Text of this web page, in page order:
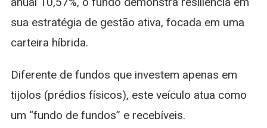
sua estratégia de gestão ativa, focada em uma
carteira híbrida.
Diferente de fundos que investem apenas em
tijolos (prédios físicos), este veículo atua como
um “fundo de fundos” e recebíveis.